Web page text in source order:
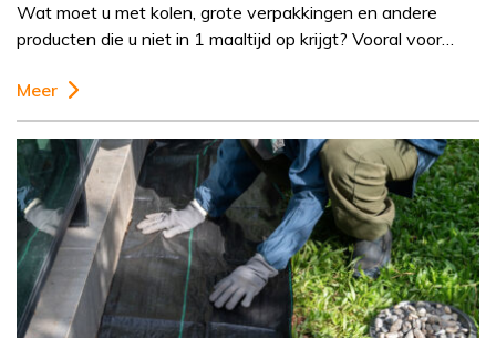
Wat moet u met kolen, grote verpakkingen en andere
producten die u niet in 1 maaltijd op krijgt? Vooral voor…
Meer